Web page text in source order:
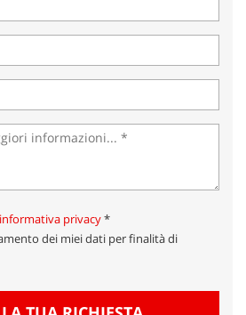
privacy*
dei miei dati per finalità di
dell'esperienza utente